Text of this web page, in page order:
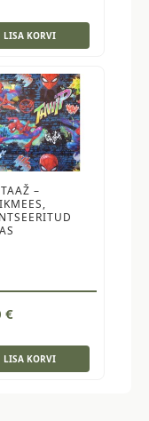
oli:
15,50 €.
is:
LISA KORVI
–
€
LISA KORVI